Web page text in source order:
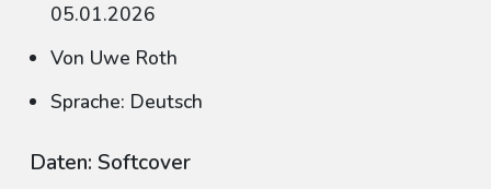
05.01.2026
Von Uwe Roth
Sprache: Deutsch
Daten: Softcover